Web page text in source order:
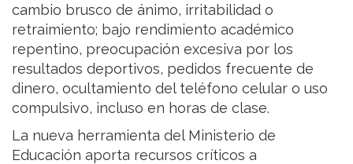
cambio brusco de ánimo, irritabilidad o
retraimiento; bajo rendimiento académico
repentino, preocupación excesiva por los
resultados deportivos, pedidos frecuente de
dinero, ocultamiento del teléfono celular o uso
compulsivo, incluso en horas de clase.
La nueva herramienta del Ministerio de
Educación aporta recursos críticos a